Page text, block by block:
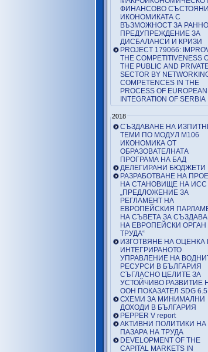
ФИНАНСОВО
ИКОНОМИКАТА С
ВЪЗМОЖНОСТ ЗА РАННО
ПРЕДУПРЕЖДЕНИЕ ЗА
ДИСБАЛАНСИ И КРИЗИ
PROJECT 179066:
THE COMPETITIVENESS
THE PUBLIC AND
SECTOR BY
COMPETENCES IN THE
PROCESS OF EUROPEAN
INTEGRATION OF SERBIA
2018
СЪЗДАВАНЕ НА
ТЕМИ ПО МОДУЛ М106
ИКОНОМИКА ОТ
ОБРАЗОВАТЕЛНАТА
ПРОГРАМА НА БАД
ДЕЛЕГИРАНИ БЮДЖЕТИ
РАЗРАБОТВАНЕ НА
НА СТАНОВИЩЕ НА
„ПРЕДЛОЖЕНИЕ ЗА
РЕГЛАМЕНТ НА
ЕВРОПЕЙСКИЯ
НА СЪВЕТА ЗА
НА ЕВРОПЕЙСКИ
ТРУДА“
ИЗГОТВЯНЕ НА ОЦЕНКА
ИНТЕГРИРАНОТО
УПРАВЛЕНИЕ НА
РЕСУРСИ В БЪЛГАРИЯ
СЪГЛАСНО ЦЕЛИТЕ ЗА
УСТОЙЧИВО РАЗВИТИЕ
ООН ПОКАЗАТЕЛ SDG
СХЕМИ ЗА МИНИМАЛНИ
ДОХОДИ В БЪЛГАРИЯ
PEPPER V report
АКТИВНИ ПОЛИТИКИ НА
ПАЗАРА НА ТРУДА
DEVELOPMENT OF THE
CAPITAL MARKETS IN